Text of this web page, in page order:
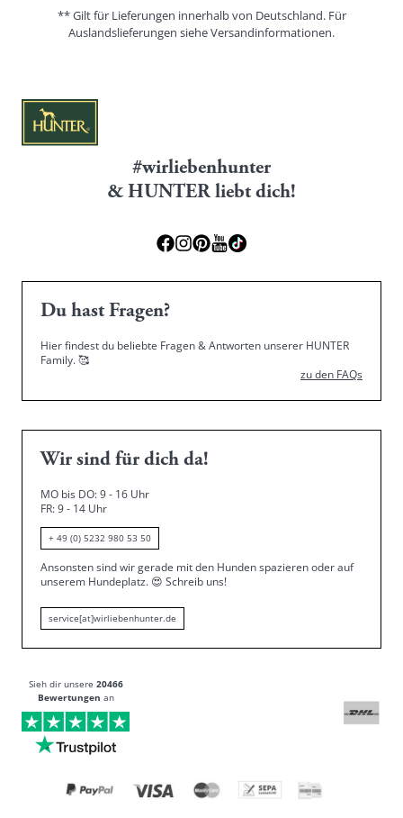
** Gilt für Lieferungen innerhalb von Deutschland. Für
Auslandslieferungen sieheVersandinformationen.
#wirliebenhunter
& HUNTER liebt dich!
Du hast Fragen?
Hier findest du beliebte Fragen & Antworten unserer HUNTER
Family.🥰
zu den FAQs
Wir sind für dich da!
MO bis DO: 9 - 16 Uhr
FR: 9 - 14 Uhr
+ 49 (0) 5232 980 53 50
Ansonsten sind wir gerade mit den Hunden spazieren oder auf
unserem Hundeplatz. 😍 Schreib uns!
service[at]wirliebenhunter.de
Sieh dir unsere 20466
Bewertungen an